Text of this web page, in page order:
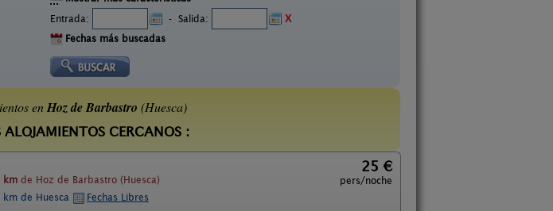
Entrada:
- Salida:
X
Fechas más buscadas
enHoz de Barbastro (Huesca)
ALOJAMIENTOS CERCANOS :
km de Hoz de Barbastro (Huesca)
25 €
pers/noche
km de Huesca
Fechas Libres